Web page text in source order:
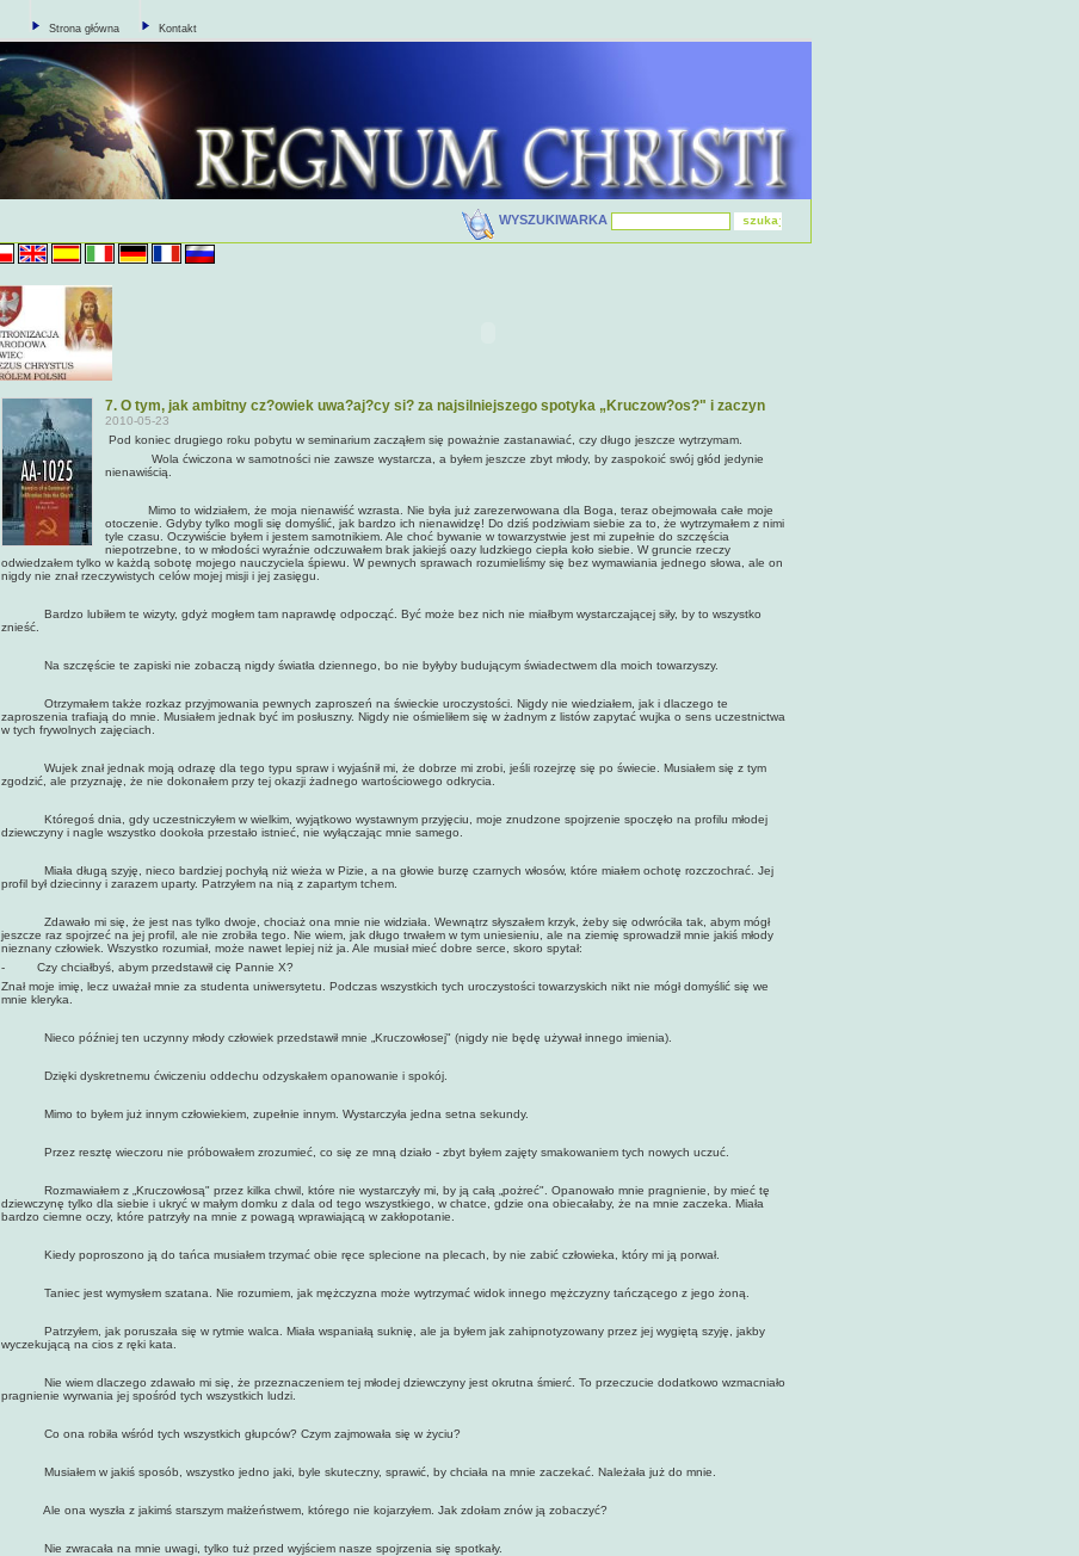
Strona główna Kontakt
WYSZUKIWARKA
7. O tym, jak ambitny cz?owiek uwa?aj?cy si? za najsilniejszego spotyka „Kruczow?os?" i zaczyn
2010-05-23
Pod koniec drugiego roku pobytu w seminarium zacząłem się poważnie zastanawiać, czy długo jeszcze wytrzymam.
Wola ćwiczona w samotności nie zawsze wystarcza, a byłem jeszcze zbyt młody, by zaspokoić swój głód jedynie
nienawiścią.
Mimo to widziałem, że moja nienawiść wzrasta. Nie była już zarezerwowana dla Boga, teraz obejmowała całe moje
otoczenie. Gdyby tylko mogli się domyślić, jak bardzo ich nienawidzę! Do dziś podziwiam siebie za to, że wytrzymałem z nimi
tyle czasu. Oczywiście byłem i jestem samotnikiem. Ale choć bywanie w towarzystwie jest mi zupełnie do szczęścia
niepotrzebne, to w młodości wyraźnie odczuwałem brak jakiejś oazy ludzkiego ciepła koło siebie. W gruncie rzeczy
odwiedzałem tylko w każdą sobotę mojego nauczyciela śpiewu. W pewnych sprawach rozumieliśmy się bez wymawiania jednego słowa, ale on
nigdy nie znał rzeczywistych celów mojej misji i jej zasięgu.
Bardzo lubiłem te wizyty, gdyż mogłem tam naprawdę odpocząć. Być może bez nich nie miałbym wystarczającej siły, by to wszystko
znieść.
Na szczęście te zapiski nie zobaczą nigdy światła dziennego, bo nie byłyby budującym świadectwem dla moich towarzyszy.
Otrzymałem także rozkaz przyjmowania pewnych zaproszeń na świeckie uroczystości. Nigdy nie wiedziałem, jak i dlaczego te
zaproszenia trafiają do mnie. Musiałem jednak być im posłuszny. Nigdy nie ośmieliłem się w żadnym z listów zapytać wujka o sens uczestnictwa
w tych frywolnych zajęciach.
Wujek znał jednak moją odrazę dla tego typu spraw i wyjaśnił mi, że dobrze mi zrobi, jeśli rozejrzę się po świecie. Musiałem się z tym
zgodzić, ale przyznaję, że nie dokonałem przy tej okazji żadnego wartościowego odkrycia.
Któregoś dnia, gdy uczestniczyłem w wielkim, wyjątkowo wystawnym przyjęciu, moje znudzone spojrzenie spoczęło na profilu młodej
dziewczyny i nagle wszystko dookoła przestało istnieć, nie wyłączając mnie samego.
Miała długą szyję, nieco bardziej pochyłą niż wieża w Pizie, a na głowie burzę czarnych włosów, które miałem ochotę rozczochrać. Jej
profil był dziecinny i zarazem uparty. Patrzyłem na nią z zapartym tchem.
Zdawało mi się, że jest nas tylko dwoje, chociaż ona mnie nie widziała. Wewnątrz słyszałem krzyk, żeby się odwróciła tak, abym mógł
jeszcze raz spojrzeć na jej profil, ale nie zrobiła tego. Nie wiem, jak długo trwałem w tym uniesieniu, ale na ziemię sprowadził mnie jakiś młody
nieznany człowiek. Wszystko rozumiał, może nawet lepiej niż ja. Ale musiał mieć dobre serce, skoro spytał:
- Czy chciałbyś, abym przedstawił cię Pannie X?
Znał moje imię, lecz uważał mnie za studenta uniwersytetu. Podczas wszystkich tych uroczystości towarzyskich nikt nie mógł domyślić się we
mnie kleryka.
Nieco później ten uczynny młody człowiek przedstawił mnie „Kruczowłosej" (nigdy nie będę używał innego imienia).
Dzięki dyskretnemu ćwiczeniu oddechu odzyskałem opanowanie i spokój.
Mimo to byłem już innym człowiekiem, zupełnie innym. Wystarczyła jedna setna sekundy.
Przez resztę wieczoru nie próbowałem zrozumieć, co się ze mną działo - zbyt byłem zajęty smakowaniem tych nowych uczuć.
Rozmawiałem z „Kruczowłosą" przez kilka chwil, które nie wystarczyły mi, by ją całą „pożreć". Opanowało mnie pragnienie, by mieć tę
dziewczynę tylko dla siebie i ukryć w małym domku z dala od tego wszystkiego, w chatce, gdzie ona obiecałaby, że na mnie zaczeka. Miała
bardzo ciemne oczy, które patrzyły na mnie z powagą wprawiającą w zakłopotanie.
Kiedy poproszono ją do tańca musiałem trzymać obie ręce splecione na plecach, by nie zabić człowieka, który mi ją porwał.
Taniec jest wymysłem szatana. Nie rozumiem, jak mężczyzna może wytrzymać widok innego mężczyzny tańczącego z jego żoną.
Patrzyłem, jak poruszała się w rytmie walca. Miała wspaniałą suknię, ale ja byłem jak zahipnotyzowany przez jej wygiętą szyję, jakby
wyczekującą na cios z ręki kata.
Nie wiem dlaczego zdawało mi się, że przeznaczeniem tej młodej dziewczyny jest okrutna śmierć. To przeczucie dodatkowo wzmacniało
pragnienie wyrwania jej spośród tych wszystkich ludzi.
Co ona robiła wśród tych wszystkich głupców? Czym zajmowała się w życiu?
Musiałem w jakiś sposób, wszystko jedno jaki, byle skuteczny, sprawić, by chciała na mnie zaczekać. Należała już do mnie.
Ale ona wyszła z jakimś starszym małżeństwem, którego nie kojarzyłem. Jak zdołam znów ją zobaczyć?
Nie zwracała na mnie uwagi, tylko tuż przed wyjściem nasze spojrzenia się spotkały.